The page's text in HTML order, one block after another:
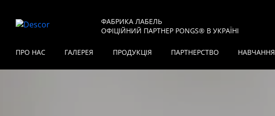
ФАБРИКА ЛАБЕЛЬ
ОФІЦІЙНИЙ ПАРТНЕР PONGS® В УКРАЇНІ
ПРО НАС ГАЛЕРЕЯ ПРОДУКЦІЯ ПАРТНЕРСТВО НАВЧАННЯ